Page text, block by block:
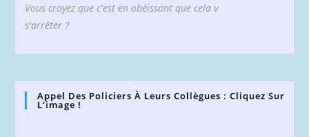
Vous croyez que c'est en obéissant que cela v
s'arrêter ?
Appel Des Policiers À Leurs Collègues : Cliquez Sur
L’image !